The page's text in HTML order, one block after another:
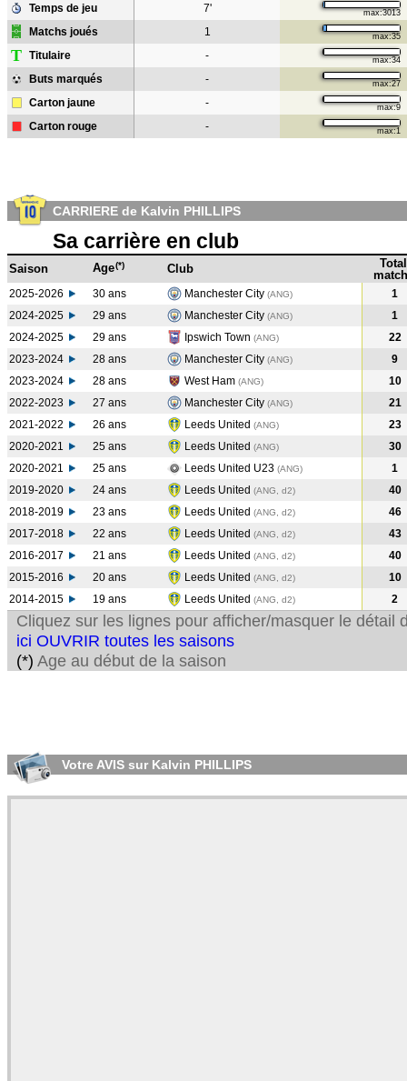
Temps de jeu
7' max:3013
Matchs joués 1 max:35
T Titulaire - max:34
Buts marqués - max:27
Carton jaune - max:9
Carton rouge - max:1
CARRIERE de Kalvin PHILLIPS
Sa carrière en club
Saison Age(*) Club
Total
2025-2026 30 ans Manchester City (ANG)
1
2024-2025
29 ans Manchester City (ANG)
1
2024-2025
29 ans Ipswich Town (ANG)
22
2023-2024
28 ans Manchester City (ANG)
9
2023-2024
28 ans West Ham (ANG)
10
2022-2023
27 ans Manchester City (ANG)
21
2021-2022
26 ans Leeds United (ANG)
23
2020-2021
25 ans Leeds United (ANG)
30
2020-2021
25 ans Leeds United U23 (ANG)
1
2019-2020
24 ans Leeds United (ANG, d2)
40
2018-2019
23 ans Leeds United (ANG, d2)
46
2017-2018
22 ans Leeds United (ANG, d2)
43
2016-2017
21 ans Leeds United (ANG, d2)
40
2015-2016
20 ans Leeds United (ANG, d2)
10
2014-2015
19 ans Leeds United (ANG, d2) 2
Cliquez sur les lignes pour afficher/masquer le détail
ici OUVRIR toutes les saisons
(*) Age au début de la saison
Votre AVIS sur Kalvin PHILLIPS